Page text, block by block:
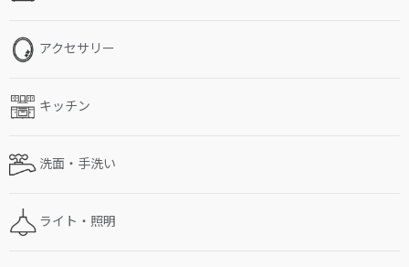
アクセサリー
キッチン
洗面・手洗い
ライト・照明